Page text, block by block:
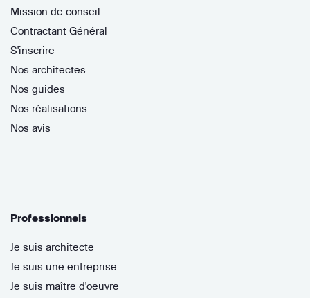
Mission de conseil
Contractant Général
S'inscrire
Nos architectes
Nos guides
Nos réalisations
Nos avis
Professionnels
Je suis architecte
Je suis une entreprise
Je suis maître d'oeuvre